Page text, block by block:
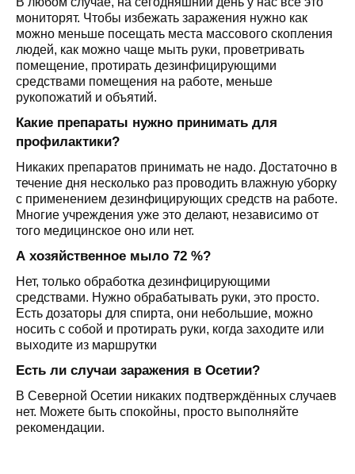
мониторят. Чтобы избежать заражения нужно как
можно меньше посещать места массового скопления
людей, как можно чаще мыть руки, проветривать
помещение, протирать дезинфицирующими
средствами помещения на работе, меньше
рукопожатий и объятий.
Какие препараты нужно принимать для
профилактики?
Никаких препаратов принимать не надо. Достаточно в
течение дня несколько раз проводить влажную уборку
с применением дезинфицирующих средств на работе.
Многие учреждения уже это делают, независимо от
того медицинское оно или нет.
А хозяйственное мыло 72 %?
Нет, только обработка дезинфицирующими
средствами. Нужно обрабатывать руки, это просто.
Есть дозаторы для спирта, они небольшие, можно
носить с собой и протирать руки, когда заходите или
выходите из маршрутки
Есть ли случаи заражения в Осетии?
В Северной Осетии никаких подтверждённых случаев
нет. Можете быть спокойны, просто выполняйте
рекомендации.